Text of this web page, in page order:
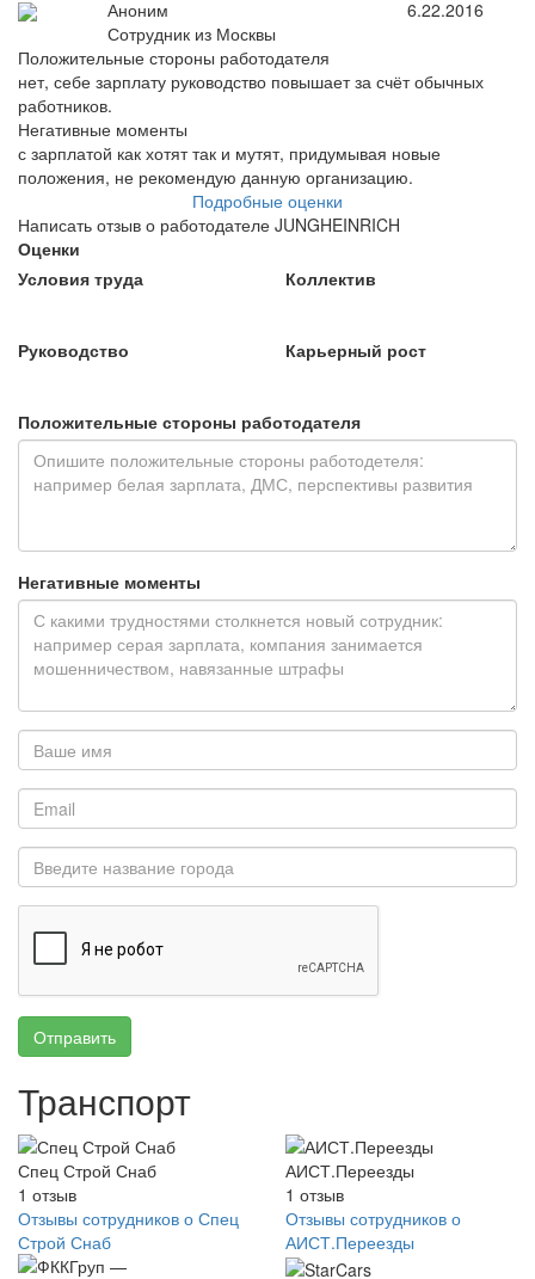
Аноним
Сотрудник из Москвы
6.22.2016
Положительные стороны работодателя
нет, себе зарплату руководство повышает за счёт обычных
работников.
Негативные моменты
с зарплатой как хотят так и мутят, придумывая новые
положения, не рекомендую данную организацию.
Подробные оценки
Написать отзыв о работодателе JUNGHEINRICH
Оценки
Условия труда
Коллектив
Руководство Карьерный рост
Положительные стороны работодателя
Негативные моменты
Отправить
Транспорт
Спец Строй Снаб
1 отзыв
Отзывы сотрудников о Спец
Строй Снаб
АИСТ.Переезды
1 отзыв
Отзывы сотрудников о
АИСТ.Переезды